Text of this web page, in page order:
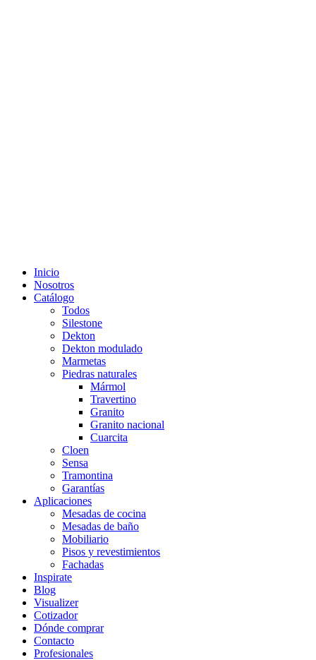
Inicio
Nosotros
Catálogo
Todos
Silestone
Dekton
Dekton modulado
Marmetas
Piedras naturales
Mármol
Travertino
Granito
Granito nacional
Cuarcita
Cloen
Sensa
Tramontina
Garantías
Aplicaciones
Mesadas de cocina
Mesadas de baño
Mobiliario
Pisos y revestimientos
Fachadas
Inspirate
Blog
Visualizer
Cotizador
Dónde comprar
Contacto
Profesionales